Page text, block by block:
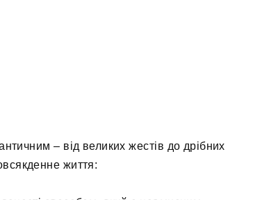
– від великих жестів до дрібних
життя: